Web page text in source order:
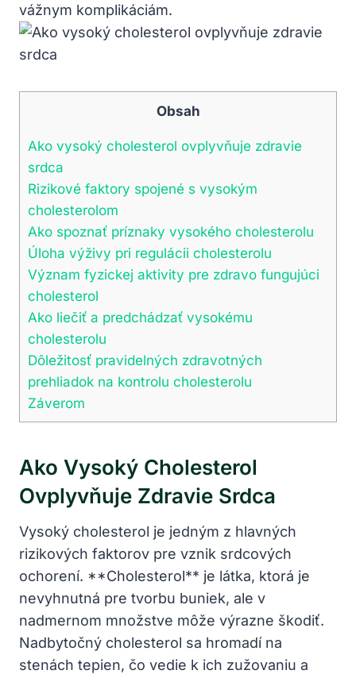
vážnym komplikáciám.
Obsah
Ako vysoký cholesterol ovplyvňuje zdravie
srdca
Rizikové faktory spojené s vysokým
cholesterolom
Ako spoznať príznaky vysokého cholesterolu
Úloha výživy pri regulácii cholesterolu
Význam fyzickej aktivity pre zdravo fungujúci
cholesterol
Ako liečiť a predchádzať vysokému
cholesterolu
Dôležitosť pravidelných zdravotných
prehliadok na kontrolu cholesterolu
Záverom
Ako Vysoký Cholesterol
Ovplyvňuje Zdravie Srdca
Vysoký cholesterol je jedným z hlavných
rizikových faktorov pre vznik srdcových
ochorení. **Cholesterol** je látka, ktorá je
nevyhnutná pre tvorbu buniek, ale v
nadmernom množstve môže výrazne škodiť.
Nadbytočný cholesterol sa hromadí na
stenách tepien, čo vedie k ich zužovaniu a